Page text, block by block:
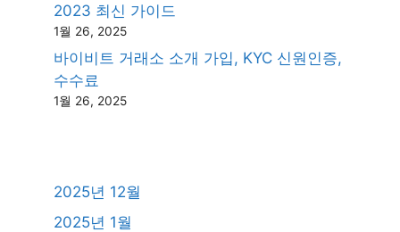
2023 최신 가이드
1월 26, 2025
바이비트 거래소 소개 가입, KYC 신원인증,
수수료
1월 26, 2025
2025년 12월
2025년 1월